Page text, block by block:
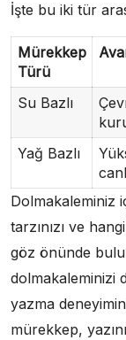
İşte bu iki tür
Mürekkep
Türü
Su Bazlı
Yağ Bazlı
Dolmakaleminiz
tarzınızı ve
göz önünde
dolmakaleminizi
yazma
mürekkep,